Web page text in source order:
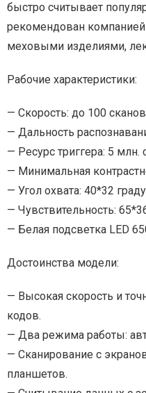
быстро считывает
рекомендован
меховыми изделиями,
Рабочие характеристики:
— Скорость: до 100
— Дальность
— Ресурс триггера: 5 млн.
— Минимальная
— Угол охвата: 40*32
— Чувствительность:
— Белая подсветка LED
Достоинства модели:
— Высокая скорость и
кодов.
— Два режима работы:
— Сканирование с
планшетов.